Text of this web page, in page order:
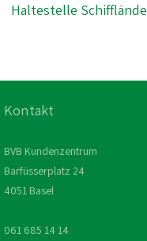
Haltestelle Schifflände
Kontakt
BVB Kundenzentrum
Barfüsserplatz 24
4051 Basel
061 685 14 14